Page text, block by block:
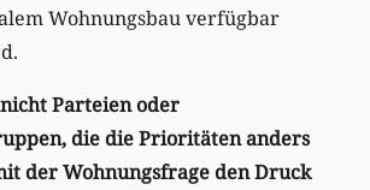
Wohnungsbau verfügbar
Parteien oder
die die Prioritäten anders
der Wohnungsfrage den Druck